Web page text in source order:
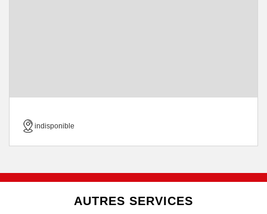
indisponible
AUTRES SERVICES